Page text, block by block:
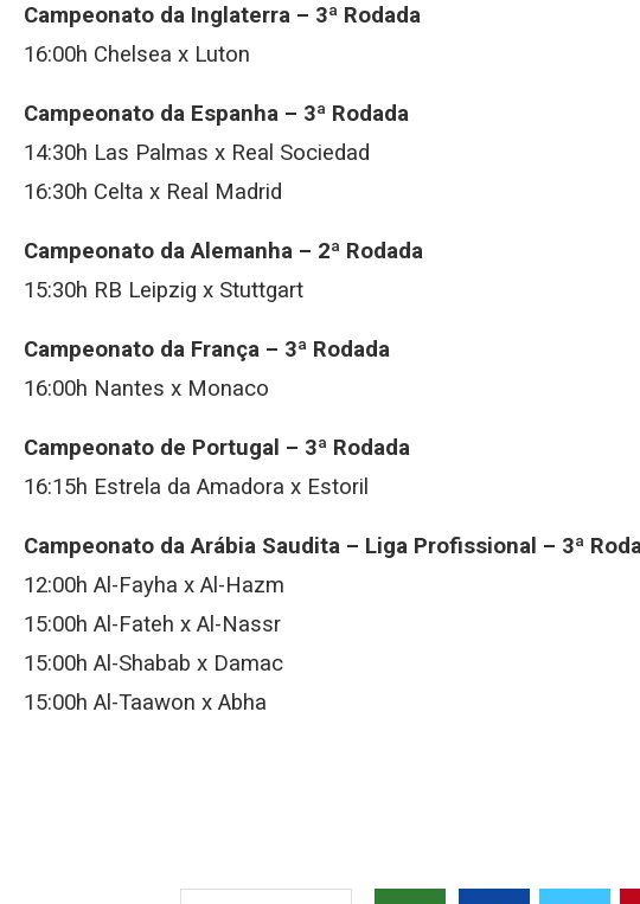
Campeonato da Inglaterra – 3ª Rodada
16:00h Chelsea x Luton
Campeonato da Espanha – 3ª Rodada
14:30h Las Palmas x Real Sociedad
16:30h Celta x Real Madrid
Campeonato da Alemanha – 2ª Rodada
15:30h RB Leipzig x Stuttgart
Campeonato da França – 3ª Rodada
16:00h Nantes x Monaco
Campeonato de Portugal – 3ª Rodada
16:15h Estrela da Amadora x Estoril
Campeonato da Arábia Saudita – Liga Profissional – 3ª
12:00h Al-Fayha x Al-Hazm
15:00h Al-Fateh x Al-Nassr
15:00h Al-Shabab x Damac
15:00h Al-Taawon x Abha